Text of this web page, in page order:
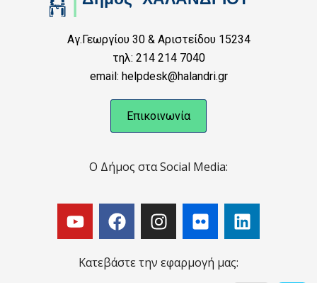
Αγ.Γεωργίου 30 & Αριστείδου 15234
τηλ: 214 214 7040
email: helpdesk@halandri.gr
Επικοινωνία
Ο Δήμος στα Social Media:
Κατεβάστε την εφαρμογή μας: